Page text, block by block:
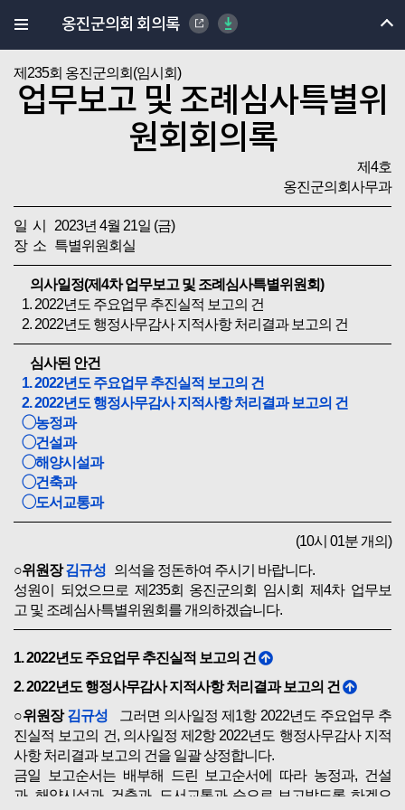
옹진군의회 회의록
제235회 옹진군의회(임시회)
업무보고 및 조례심사특별위
원회회의록
제4호
옹진군의회사무과
일 시 2023년 4월 21일 (금)
장 소 특별위원회실
의사일정(제4차 업무보고 및 조례심사특별위원회)
1. 2022년도 주요업무 추진실적 보고의 건
2. 2022년도 행정사무감사 지적사항 처리결과 보고의 건
심사된 안건
1. 2022년도 주요업무 추진실적 보고의 건
2. 2022년도 행정사무감사 지적사항 처리결과 보고의 건
◯농정과
◯건설과
◯해양시설과
◯건축과
◯도서교통과
(10시 01분 개의)
○위원장김규성 의석을 정돈하여 주시기 바랍니다.
성원이 되었으므로 제235회 옹진군의회 임시회 제4차 업무보
고 및 조례심사특별위원회를 개의하겠습니다.
1. 2022년도 주요업무 추진실적 보고의 건
2. 2022년도 행정사무감사 지적사항 처리결과 보고의 건
○위원장김규성 그러면 의사일정 제1항 2022년도 주요업무 추
진실적 보고의 건, 의사일정 제2항 2022년도 행정사무감사 지적
사항 처리결과 보고의 건을 일괄 상정합니다.
금일 보고순서는 배부해 드린 보고순서에 따라 농정과, 건설
과, 해양시설과, 건축과, 도서교통과 순으로 보고받도록 하겠으